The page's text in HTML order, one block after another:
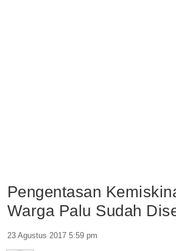
Pengentasan
Warga Palu Sudah
23 Agustus 2017 5:59 pm